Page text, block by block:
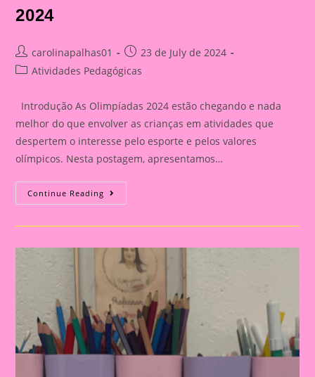
2024
Post
author:
carolinapalhas01
Post
published:
23 de July de 2024
PostAtividades Pedagógicas
Introdução As Olimpíadas 2024 estão chegando e nada
melhor do que envolver as crianças em atividades que
despertem o interesse pelo esporte e pelos valores
olímpicos. Nesta postagem, apresentamos…
Continue Reading Atividade
Com
Olimpíadas